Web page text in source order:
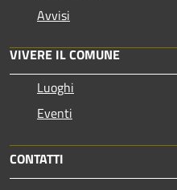
Avvisi
VIVERE IL COMUNE
Luoghi
Eventi
CONTATTI